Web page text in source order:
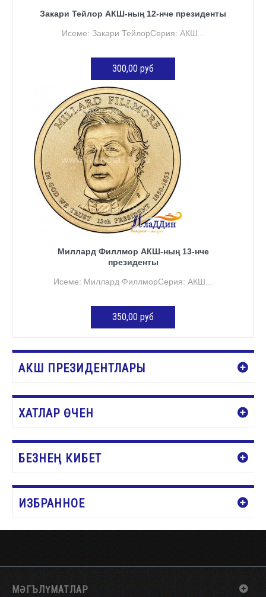
Закари Тейлор АКШ-ның 12-нче президенты
Исеме: Закари ТейлорСерия: АКШ...
300,00 руб
КӘРҖИНГӘ ӨСТӘҮ
Миллард Филлмор АКШ-ның 13-нче
президенты
Исеме: Миллард ФиллморСерия: АКШ...
350,00 руб
АКШ ПРЕЗИДЕНТЛАРЫ
ХАТЛАР ӨЧЕН
БЕЗНЕҢ КИБЕТ
ИЗБРАННОЕ
МӘГЪЛҮМАТЛАР